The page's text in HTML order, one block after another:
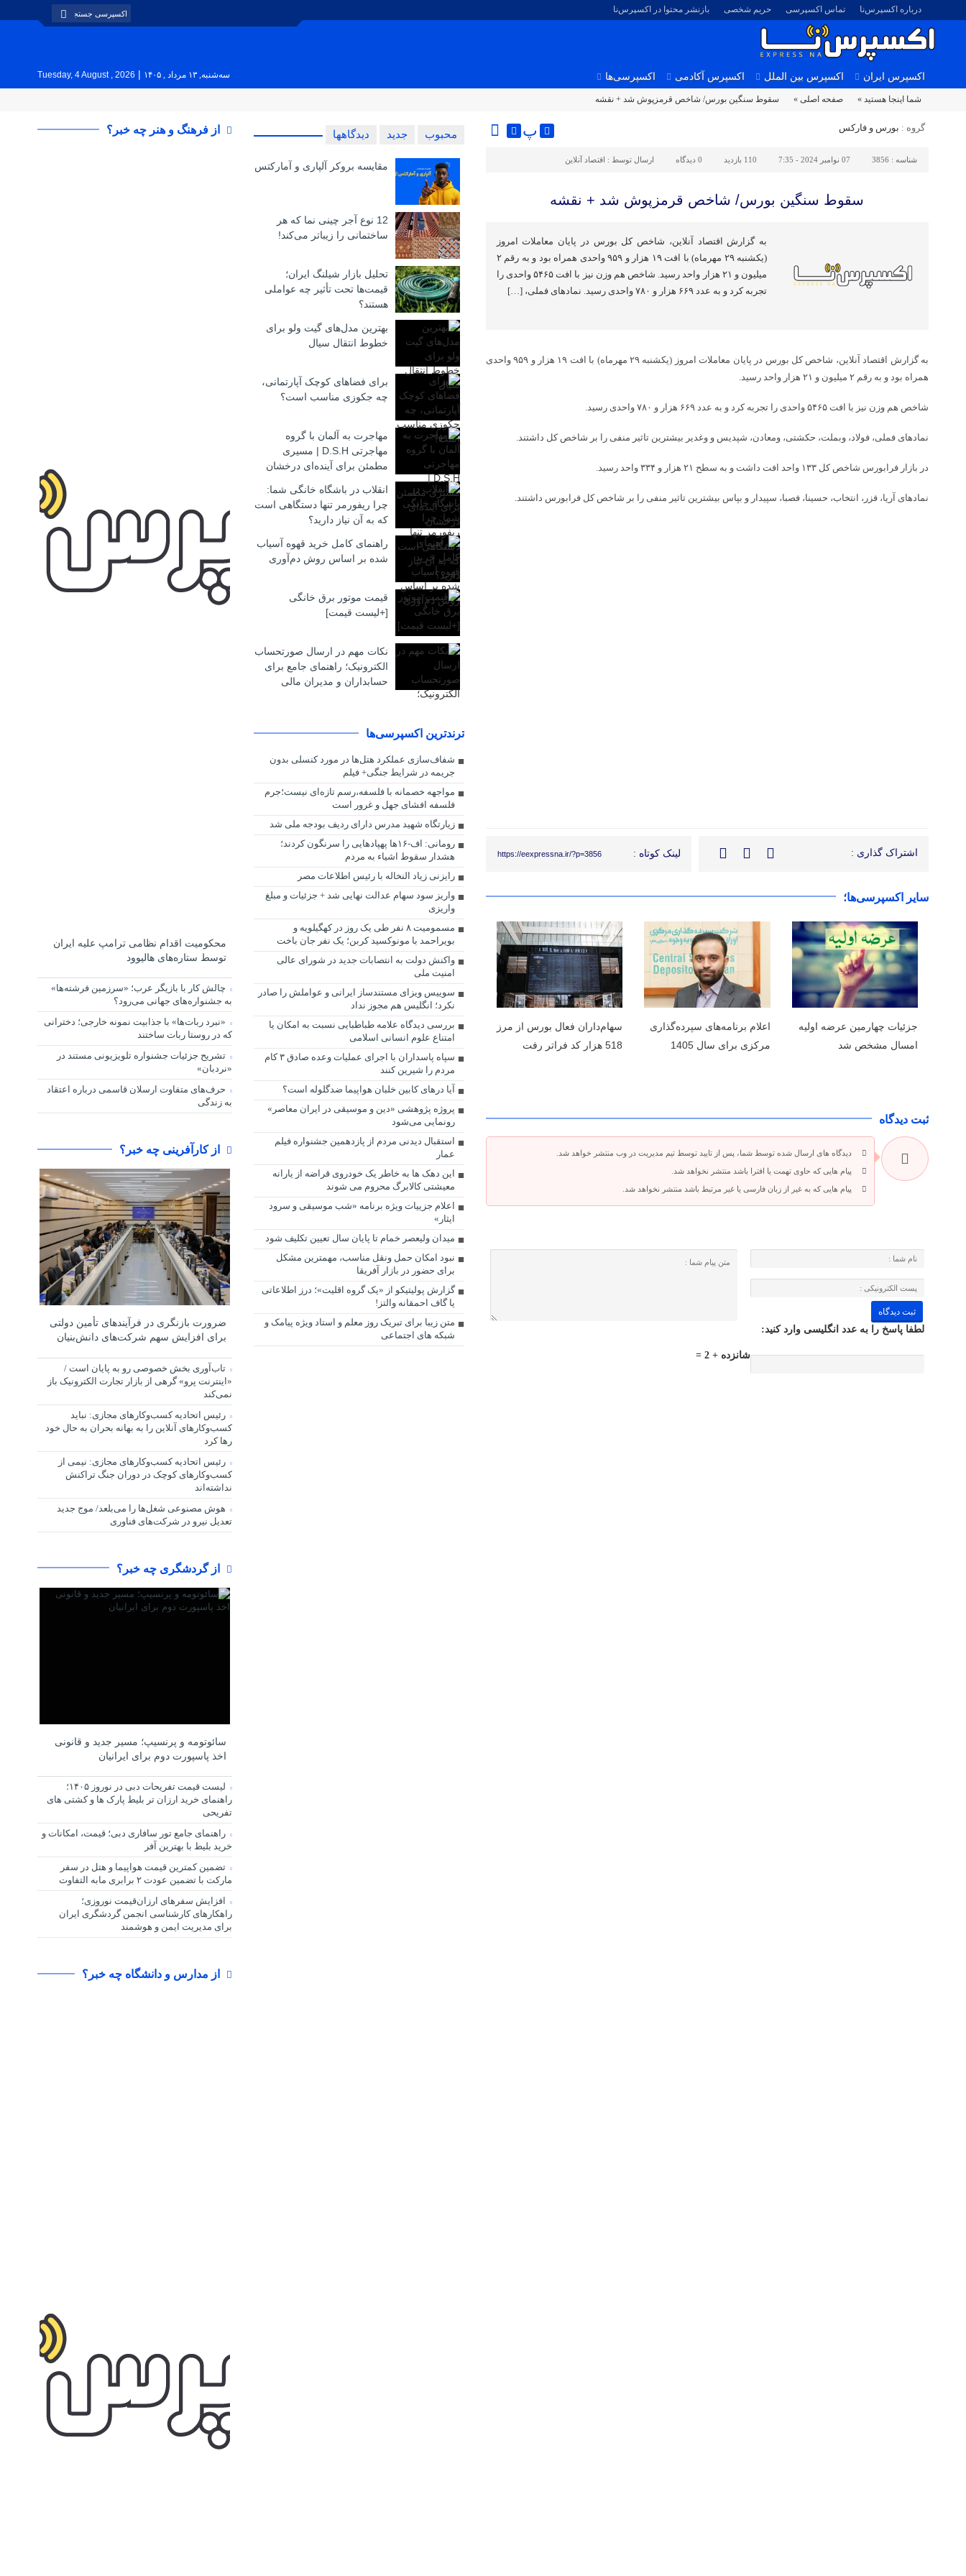
درباره اکسپرس‌نا تماس اکسپرسی حریم شخصی بازنشر محتوا در اکسپرس‌نا
اکسپرس ایران اکسپرس بین الملل اکسپرس آکادمی اکسپرسی‌ها سه‌شنبه, ۱۳ مرداد , ۱۴۰۵ |
Tuesday, 4 August , 2026
شما اینجا هستید » صفحه اصلی » سقوط سنگین بورس/ شاخص قرمزپوش شد + نقشه
گروه : بورس و فارکس پ
شناسه : 3856 07 نوامبر 2024 - 7:35 110 بازدید 0 دیدگاه ارسال توسط : اقتصاد آنلاین
سقوط سنگین بورس/ شاخص قرمزپوش شد + نقشه
به گزارش اقتصاد آنلاین، شاخص کل بورس در پایان معاملات امروز
(یکشنبه ۲۹ مهرماه) با افت ۱۹ هزار و ۹۵۹ واحدی همراه بود و به رقم ۲
میلیون و ۲۱ هزار واحد رسید. شاخص هم وزن نیز با افت ۵۴۶۵ واحدی را
تجربه کرد و به عدد ۶۶۹ هزار و ۷۸۰ واحدی رسید. نمادهای فملی، […]
به گزارش اقتصاد آنلاین، شاخص کل بورس در پایان معاملات امروز (یکشنبه ۲۹ مهرماه) با افت ۱۹ هزار و ۹۵۹ واحدی
همراه بود و به رقم ۲ میلیون و ۲۱ هزار واحد رسید.
شاخص هم وزن نیز با افت ۵۴۶۵ واحدی را تجربه کرد و به عدد ۶۶۹ هزار و ۷۸۰ واحدی رسید.
نمادهای فملی، فولاد، وبملت، حکشتی، ومعادن، شپدیس و وغدیر بیشترین تاثیر منفی را بر شاخص کل داشتند.
در بازار فرابورس شاخص کل ۱۳۳ واحد افت داشت و به سطح ۲۱ هزار و ۳۳۴ واحد رسید.
نمادهای آریا، فزر، انتخاب، حسینا، فصبا، سپیدار و بپاس بیشترین تاثیر منفی را بر شاخص کل فرابورس داشتند.
اشتراک گذاری : لینک کوتاه : https://eexpressna.ir/?p=3856
سایر اکسپرسی‌ها؛
جزئیات چهارمین عرضه اولیه
امسال مشخص شد
اعلام برنامه‌های سپرده‌گذاری
مرکزی برای سال 1405
سهام‌داران فعال بورس از مرز
518 هزار کد فراتر رفت
ثبت دیدگاه
دیدگاه های ارسال شده توسط شما، پس از تایید توسط تیم مدیریت در وب منتشر خواهد شد.
پیام هایی که حاوی تهمت یا افترا باشد منتشر نخواهد شد.
پیام هایی که به غیر از زبان فارسی یا غیر مرتبط باشد منتشر نخواهد شد.
لطفا پاسخ را به عدد انگلیسی وارد کنید:
شانزده + 2 =
محبوب جدید دیدگاهها
مقایسه بروکر آلپاری و آمارکتس
12 نوع آجر چینی نما که هر
ساختمانی را زیباتر می‌کند!
تحلیل بازار شیلنگ ایران؛
قیمت‌ها تحت تأثیر چه عواملی
هستند؟
بهترین مدل‌های گیت ولو برای
خطوط انتقال سیال
برای فضاهای کوچک آپارتمانی،
چه جکوزی مناسب است؟
مهاجرت به آلمان با گروه
مهاجرتی D.S.H | مسیری
مطمئن برای آینده‌ای درخشان
انقلاب در باشگاه خانگی شما:
چرا ریفورمر تنها دستگاهی است
که به آن نیاز دارید؟
راهنمای کامل خرید قهوه آسیاب
شده بر اساس روش دم‌آوری
قیمت موتور برق خانگی
[+لیست قیمت]
نکات مهم در ارسال صورتحساب
الکترونیک؛ راهنمای جامع برای
حسابداران و مدیران مالی
ترندترین اکسپرسی‌ها
شفاف‌سازی عملکرد هتل‌ها در مورد کنسلی بدون
جریمه در شرایط جنگی+ فیلم
مواجهه خصمانه با فلسفه،رسم تازه‌ای نیست؛جرم
فلسفه افشای جهل و غرور است
زیارتگاه شهید مدرس دارای ردیف بودجه ملی شد
رومانی: اف-۱۶ها پهپادهایی را سرنگون کردند؛
هشدار سقوط اشیاء به مردم
رایزنی زیاد النخاله با رئیس اطلاعات مصر
واریز سود سهام عدالت نهایی شد + جزئیات و مبلغ
واریزی
مسمومیت ۸ نفر طی یک روز در کهگیلویه و
بویراحمد با مونوکسید کربن؛ یک نفر جان باخت
واکنش دولت به انتصابات جدید در شورای عالی
امنیت ملی
سوییس ویزای مستندساز ایرانی و عواملش را صادر
نکرد؛ انگلیس هم مجوز نداد
بررسی دیدگاه علامه طباطبایی نسبت به امکان یا
امتناع علوم انسانی اسلامی
سپاه پاسداران با اجرای عملیات وعده صادق ۳ کام
مردم را شیرین کنند
آیا درهای کابین خلبان هواپیما ضدگلوله است؟
پروژه پژوهشی «دین و موسیقی در ایران معاصر»
رونمایی می‌شود
استقبال دیدنی مردم از پازدهمین جشنواره فیلم
عمار
این دهک ها به‌ خاطر یک خودروی قراضه از یارانه
معیشتی کالابرگ محروم می شوند
اعلام جزییات ویژه برنامه «شب موسیقی و سرود
ایثار»
میدان ولیعصر خمام تا پایان سال تعیین تکلیف شود
نبود امکان حمل ونقل مناسب، مهمترین مشکل
برای حضور در بازار آفریقا
گزارش پولیتیکو از «یک گروه اقلیت»؛ درز اطلاعاتی
یا گاف احمقانه والتز!
متن زیبا برای تبریک روز معلم و استاد ویژه پیامک و
شبکه های اجتماعی
از فرهنگ و هنر چه خبر؟
محکومیت اقدام نظامی ترامپ علیه ایران
توسط ستاره‌های هالیوود
چالش کار با بازیگر عرب؛ «سرزمین فرشته‌ها»
به جشنواره‌های جهانی می‌رود؟
«نبرد ربات‌ها» با جذابیت نمونه خارجی؛ دخترانی
که در روستا ربات ساختند
تشریح جزئیات جشنواره‌ تلویزیونی مستند در
«نردبان»
حرف‌های متفاوت ارسلان قاسمی درباره اعتقاد
به زندگی
از کارآفرینی چه خبر؟
ضرورت بازنگری در فرآیندهای تأمین دولتی
برای افزایش سهم شرکت‌های دانش‌بنیان
تاب‌آوری بخش خصوصی رو به پایان است /
«اینترنت پرو» گرهی از بازار تجارت الکترونیک باز
نمی‌کند
رئیس اتحادیه کسب‌وکارهای مجازی: نباید
کسب‌وکارهای آنلاین را به بهانه بحران به حال خود
رها کرد
رئیس اتحادیه کسب‌وکارهای مجازی: نیمی از
کسب‌وکارهای کوچک در دوران جنگ‌ تراکنش
نداشته‌اند
هوش مصنوعی شغل‌ها را می‌بلعد/ موج جدید
تعدیل نیرو در شرکت‌های فناوری
از گردشگری چه خبر؟
سائوتومه و پرنسیپ؛ مسیر جدید و قانونی
اخذ پاسپورت دوم برای ایرانیان
لیست قیمت تفریحات دبی در نوروز ۱۴۰۵؛
راهنمای خرید ارزان تر بلیط پارک ها و کشتی های
تفریحی
راهنمای جامع تور سافاری دبی؛ قیمت، امکانات و
خرید بلیط با بهترین آفر
تضمین کمترین قیمت هواپیما و هتل در سفر
مارکت با تضمین عودت ۲ برابری مابه التفاوت
افزایش سفرهای ارزان‌قیمت نوروزی؛
راهکارهای کارشناسی انجمن گردشگری ایران
برای مدیریت ایمن و هوشمند
از مدارس و دانشگاه چه خبر؟